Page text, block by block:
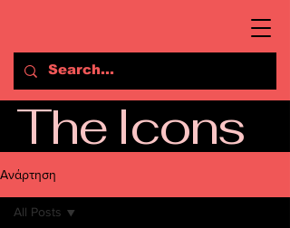
The Icons
Ανάρτηση
All Posts